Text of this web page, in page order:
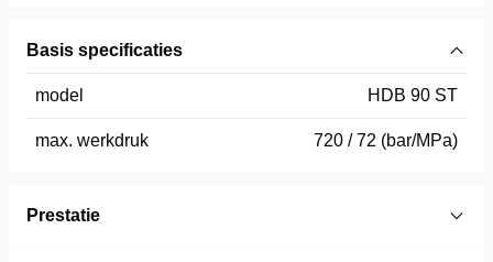
Basis specificaties
model HDB 90 ST
max. werkdruk 720 / 72 (bar/MPa)
Prestatie